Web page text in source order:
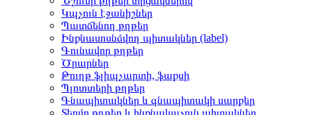
Կպչուն էջանիշներ
Պատճենող թղթեր
Ինքնասոսնձվող պիտակներ (label)
Գունավոր թղթեր
Ծրարներ
Թուղթ ֆլիպչարտի, ֆաքսի
Պլոտտերի թղթեր
Գնապիտակներ և գնապիտակի սարքեր
Տերմո թղթեր և ինքնակպչուն պիտակներ